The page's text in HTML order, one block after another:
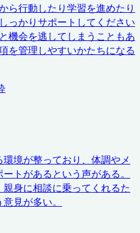
ら行動したり学習を進めたり
っかりサポートしてください
機会を逃してしまうこともあ
を管理しやすいかたちになる
境が整っており、体調やメ
トがあるという声がある。
身に相談に乗ってくれるた
見が多い。